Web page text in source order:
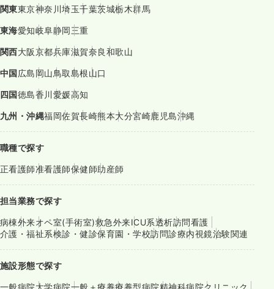
関東東京神奈川埼玉千葉茨城栃木群馬
東海愛知岐阜静岡三重
関西大阪京都兵庫滋賀奈良和歌山
中国広島岡山鳥取島根山口
四国徳島香川愛媛高知
九州・沖縄福岡佐賀長崎熊本大分宮崎鹿児島沖縄
職種で探す
正看護師准看護師保健師助産師
担当業務で探す
病棟外来オペ室(手術室)救急外来ICU系透析訪問看護
介護・福祉系検診・健診保育園・学校訪問診療内視鏡治験関連
施設形態で探す